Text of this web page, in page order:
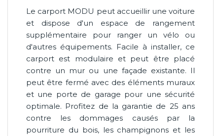
Le carport MODU peut accueillir une voiture
et dispose d'un espace de rangement
supplémentaire pour ranger un vélo ou
d'autres équipements. Facile à installer, ce
carport est modulaire et peut être placé
contre un mur ou une façade existante. Il
peut être fermé avec des éléments muraux
et une porte de garage pour une sécurité
optimale. Profitez de la garantie de 25 ans
contre les dommages causés par la
pourriture du bois, les champignons et les